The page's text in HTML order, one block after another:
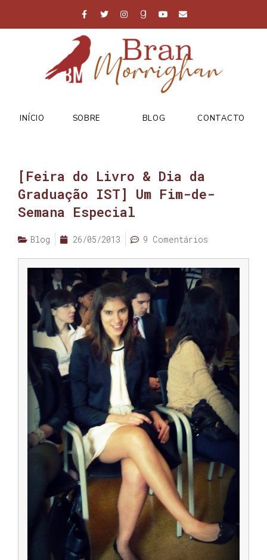
INÍCIO SOBRE BLOG CONTACTO
[Feira do Livro & Dia da
Graduação IST] Um Fim-de-
Semana Especial
Blog 26/05/2013 9 Comentários